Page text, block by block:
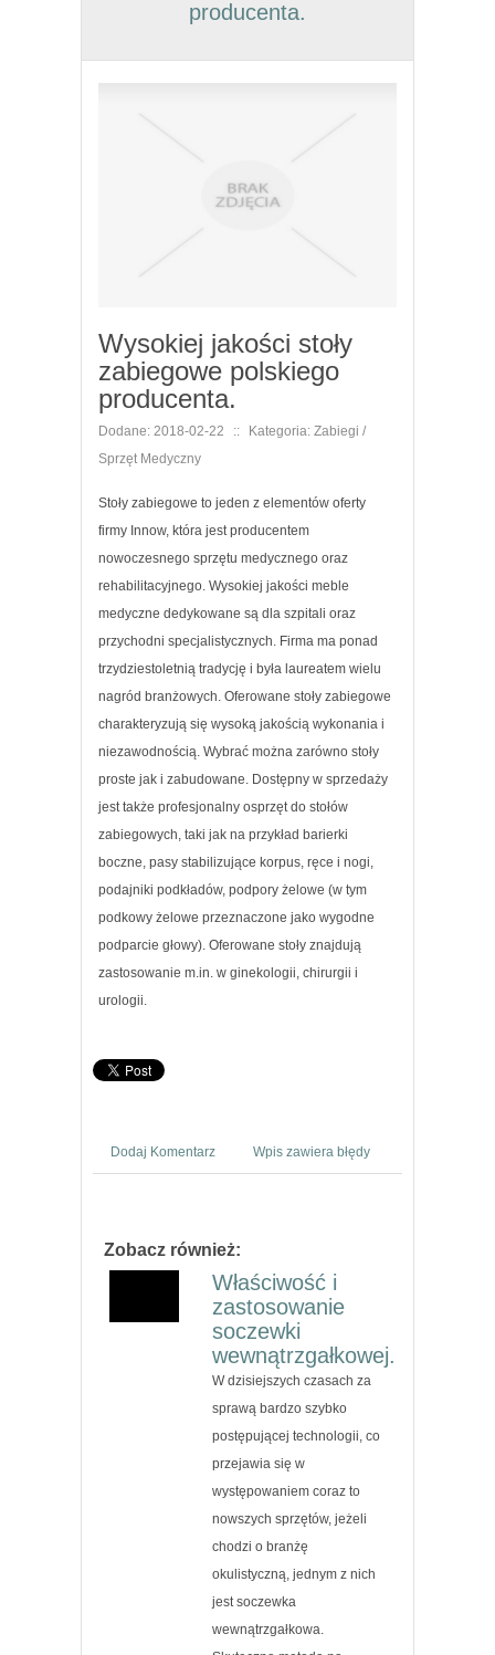
producenta.
Wysokiej jakości stoły
zabiegowe polskiego
producenta.
Dodane: 2018-02-22 ::
Kategoria: Zabiegi /
Sprzęt Medyczny
Stoły zabiegowe to jeden z elementów oferty
firmy Innow, która jest producentem
nowoczesnego sprzętu medycznego oraz
rehabilitacyjnego. Wysokiej jakości meble
medyczne dedykowane są dla szpitali oraz
przychodni specjalistycznych. Firma ma ponad
trzydziestoletnią tradycję i była laureatem wielu
nagród branżowych. Oferowane stoły zabiegowe
charakteryzują się wysoką jakością wykonania i
niezawodnością. Wybrać można zarówno stoły
proste jak i zabudowane. Dostępny w sprzedaży
jest także profesjonalny osprzęt do stołów
zabiegowych, taki jak na przykład barierki
boczne, pasy stabilizujące korpus, ręce i nogi,
podajniki podkładów, podpory żelowe (w tym
podkowy żelowe przeznaczone jako wygodne
podparcie głowy). Oferowane stoły znajdują
zastosowanie m.in. w ginekologii, chirurgii i
urologii.
Dodaj Komentarz Wpis zawiera błędy
Zobacz również:
Właściwość i
zastosowanie
soczewki
wewnątrzgałkowej.
W dzisiejszych czasach za
sprawą bardzo szybko
postępującej technologii, co
przejawia się w
występowaniem coraz to
nowszych sprzętów, jeżeli
chodzi o branżę
okulistyczną, jednym z nich
jest soczewka
wewnątrzgałkowa.